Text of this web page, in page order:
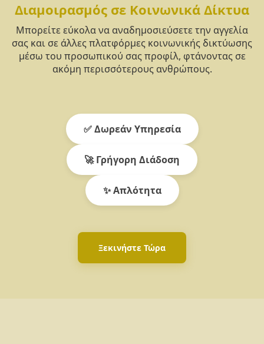
Διαμοιρασμός σε Κοινωνικά Δίκτυα
Μπορείτε εύκολα να αναδημοσιεύσετε την αγγελία
σας και σε άλλες πλατφόρμες κοινωνικής δικτύωσης
μέσω του προσωπικού σας προφίλ, φτάνοντας σε
ακόμη περισσότερους ανθρώπους.
✅ Δωρεάν Υπηρεσία
🚀 Γρήγορη Διάδοση
✨ Απλότητα
Ξεκινήστε Τώρα